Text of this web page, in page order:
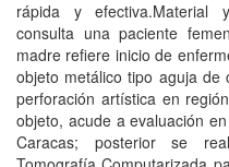
rápida y efectiva.Material
consulta una paciente
madre refiere inicio de
objeto metálico tipo aguja
perforación artística en
objeto, acude a evaluación
Caracas; posterior se